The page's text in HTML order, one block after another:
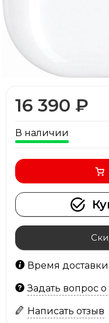
16 390 ₽
В наличии
Время
Задать вопрос о
Написать отзыв